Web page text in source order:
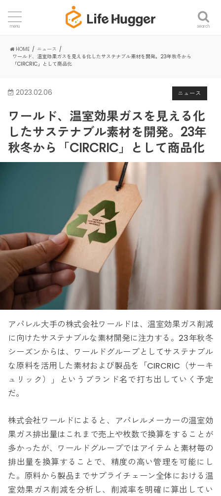
search
menu
HOME
ニュース
ワールド、温室効果ガスを見える化したサステナブル素材を開発。23年秋冬から
「CIRCRIC」として商品化
ニュース
2023.02.06
ワールド、温室効果ガスを見える化
したサステナブル素材を開発。23年
秋冬から「CIRCRIC」として商品化
アパレル大手の株式会社ワールドは、温室効果ガス削減
に向けたサステナブルな素材開発に注力する。23年秋冬
シーズンからは、ワールドグループとしてサステナブル
な原料を活用した素材および製品を「CIRCRIC（サーキ
ュリック）」というブランド名で打ち出していく予定
だ。
株式会社ワールドによると、アパレルメーカーの温室効
果ガス排出量はこれまで売上や枚数で換算をすることが
多かったが、ワールドグループではアイテムと素材毎の
排出量を換算することで、精度の高い管理を可能にし
た。原料から製品までサプライチェーン全体における温
室効果ガス削減を分析し、削減率を明確に算出してい